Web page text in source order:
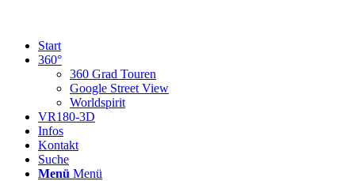
Start
360°
360 Grad Touren
Google Street View
Worldspirit
VR180-3D
Infos
Kontakt
Suche
Menü Menü